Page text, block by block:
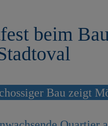
beim
Bau zeigt